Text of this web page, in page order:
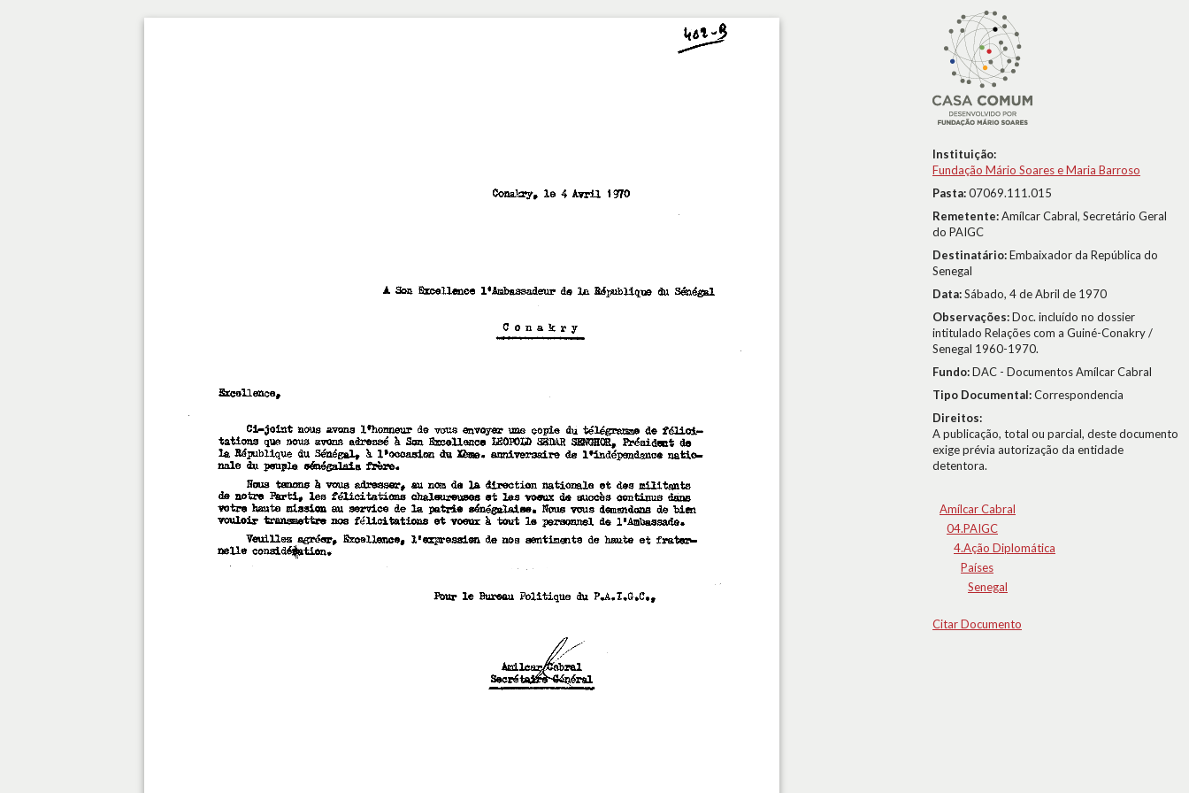
Instituição:
Fundação Mário Soares e Maria Barroso
Pasta:07069.111.015
Remetente:Amílcar Cabral, Secretário Geral
do PAIGC
Destinatário:Embaixador da República do
Senegal
Data:Sábado, 4 de Abril de 1970
Observações:Doc. incluído no dossier
intitulado Relações com a Guiné-Conakry /
Senegal 1960-1970.
Fundo:DAC - Documentos Amílcar Cabral
Tipo Documental:Correspondencia
Direitos:
A publicação, total ou parcial, deste documento
exige prévia autorização da entidade
detentora.
Amílcar Cabral
04.PAIGC
4.Ação Diplomática
Países
Senegal
Citar Documento